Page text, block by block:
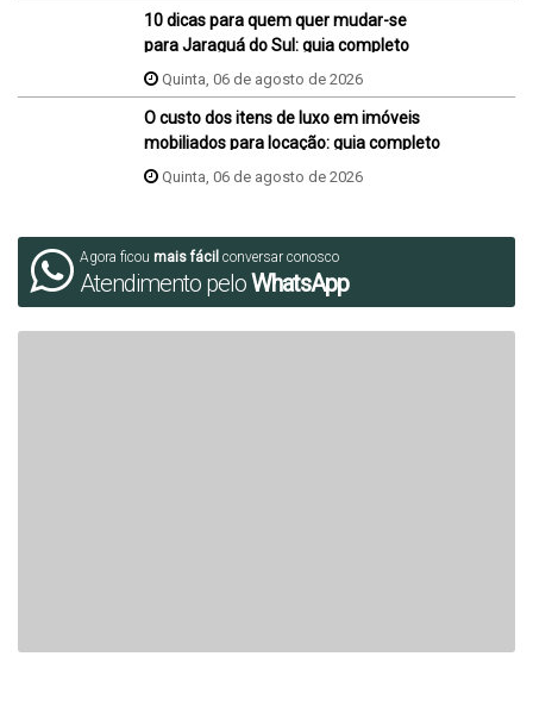
10 dicas para quem quer mudar-se
para Jaraguá do Sul: guia completo
Quinta, 06 de agosto de 2026
O custo dos itens de luxo em imóveis
mobiliados para locação: guia completo
Quinta, 06 de agosto de 2026
Agora ficou mais fácil conversar conosco
Atendimento peloWhatsApp